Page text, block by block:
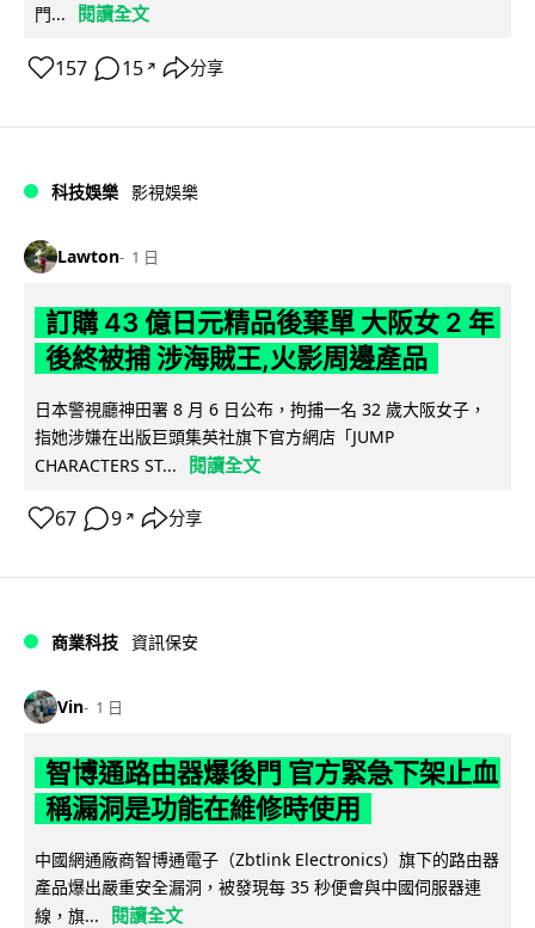
門...
閱讀全文
157 15 ↗ 分享
科技娛樂 影視娛樂
Lawton 1 日
訂購 43 億日元精品後棄單 大阪女 2 年
後終被捕 涉海賊王,火影周邊產品
日本警視廳神田署 8 月 6 日公布，拘捕一名 32 歲大阪女子，
指她涉嫌在出版巨頭集英社旗下官方網店「JUMP
CHARACTERS ST...
閱讀全文
67 9 ↗ 分享
商業科技 資訊保安
Vin 1 日
智博通路由器爆後門 官方緊急下架止血
稱漏洞是功能在維修時使用
中國網通廠商智博通電子（Zbtlink Electronics）旗下的路由器
產品爆出嚴重安全漏洞，被發現每 35 秒便會與中國伺服器連
線，旗...
閱讀全文